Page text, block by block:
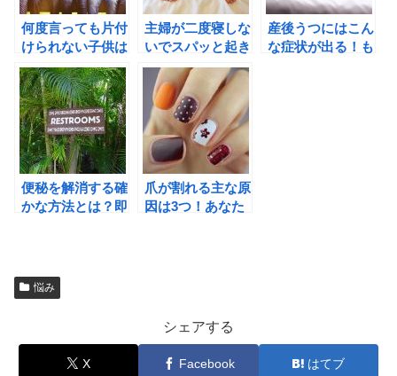
何度言っても片付
けられない子供は
病気なの？
主婦が二度寝しな
いでスパッと起き
れる方法とは！
産後うつにはこん
な症状が出る！も
便秘を解消する確
かな方法とは？即
爪が割れる主な原
因は3つ！あなた
悩み
シェアする
X Facebook はてブ